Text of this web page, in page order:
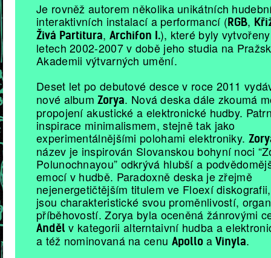
Je rovněž autorem několika unikátních
interaktivních instalací a performancí (RGB,
Živá Partitura, Archifon I.), které byly
letech 2002-2007 v době jeho studia na
Akademii výtvarných umění.
Deset let po debutové desce v roce 2011
nové albumZorya. Nová deska dále zkoumá
propojení akustické a elektronické hudby.
inspirace minimalismem, stejně tak jako
experimentálnějšími polohami elektroniky.
název je inspirován Slovanskou bohyní noci
Polunochnayou” odkrývá hlubší a
emocí v hudbě. Paradoxně deska je zřejmě
nejenergetičtějším titulem ve Floexí
jsou charakteristické svou proměnlivostí,
příběhovostí. Zorya byla oceněná žánrovými
Anděl v kategorii alterntaivní hudba a
a též nominovaná na cenu ApolloaVinyla.